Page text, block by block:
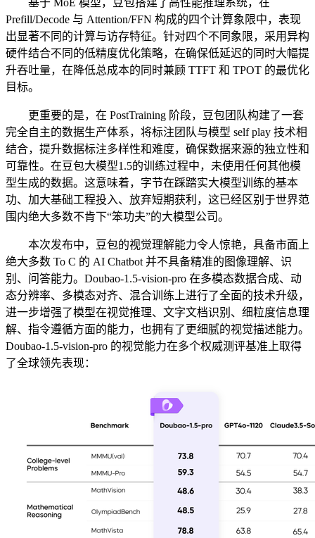
基于 MoE 模型，豆包搭建了高性能推理系统，在
Prefill/Decode 与 Attention/FFN 构成的四个计算象限中，表现
出显著不同的计算与访存特征。针对四个不同象限，采用异构
硬件结合不同的低精度优化策略，在确保低延迟的同时大幅提
升吞吐量，在降低总成本的同时兼顾 TTFT 和 TPOT 的最优化
目标。
更重要的是，在 PostTraining 阶段，豆包团队构建了一套
完全自主的数据生产体系，将标注团队与模型 self play 技术相
结合，提升数据标注多样性和难度，确保数据来源的独立性和
可靠性。在豆包大模型1.5的训练过程中，未使用任何其他模
型生成的数据。这意味着，字节在踩踏实大模型训练的基本
功、加大基础工程投入、放弃短期获利，这已经区别于世界范
围内绝大多数不肯下“笨功夫”的大模型公司。
本次发布中，豆包的视觉理解能力令人惊艳，具备市面上
绝大多数 To C 的 AI Chatbot 并不具备精准的图像理解、识
别、问答能力。Doubao-1.5-vision-pro 在多模态数据合成、动
态分辨率、多模态对齐、混合训练上进行了全面的技术升级，
进一步增强了模型在视觉推理、文字文档识别、细粒度信息理
解、指令遵循方面的能力，也拥有了更细腻的视觉描述能力。
Doubao-1.5-vision-pro 的视觉能力在多个权威测评基准上取得
了全球领先表现：